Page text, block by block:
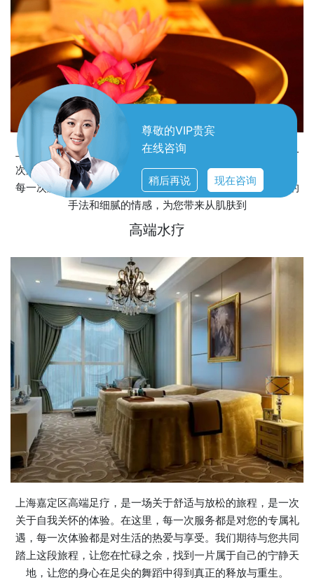
尊敬的VIP贵宾
在线咨询
稍后再说 现在咨询
上海嘉定区水疗服务，不仅仅是一次简单的放松体验，而是一
次深入灵魂的疗愈之旅。在这里，每一滴水珠都承载着关怀，
每一次触摸都传递着温暖。我们用心聆听您的需求，用专业的
手法和细腻的情感，为您带来从肌肤到
高端水疗
上海嘉定区高端足疗，是一场关于舒适与放松的旅程，是一次
关于自我关怀的体验。在这里，每一次服务都是对您的专属礼
遇，每一次体验都是对生活的热爱与享受。我们期待与您共同
踏上这段旅程，让您在忙碌之余，找到一片属于自己的宁静天
地，让您的身心在足尖的舞蹈中得到真正的释放与重生。